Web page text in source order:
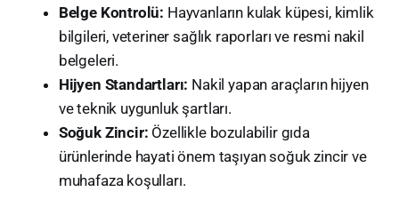
Belge Kontrolü: Hayvanların kulak küpesi, kimlik
bilgileri, veteriner sağlık raporları ve resmi nakil
belgeleri.
Hijyen Standartları: Nakil yapan araçların hijyen
ve teknik uygunluk şartları.
Soğuk Zincir: Özellikle bozulabilir gıda
ürünlerinde hayati önem taşıyan soğuk zincir ve
muhafaza koşulları.